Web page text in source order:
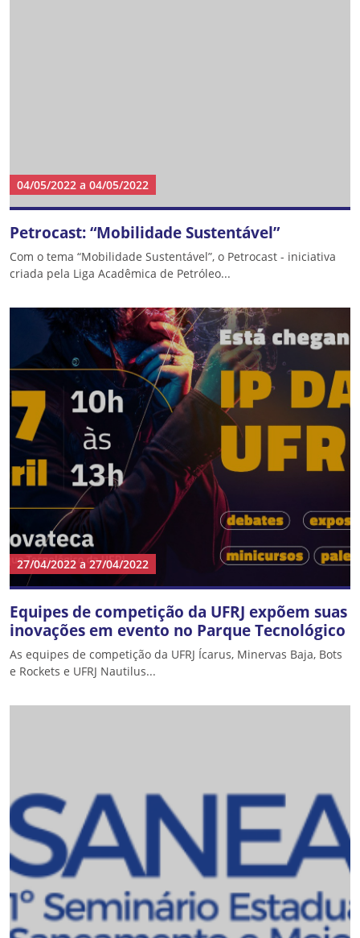
04/05/2022 a 04/05/2022
Petrocast: “Mobilidade Sustentável”
Com o tema “Mobilidade Sustentável”, o Petrocast - iniciativa
criada pela Liga Acadêmica de Petróleo...
27/04/2022 a 27/04/2022
Equipes de competição da UFRJ expõem suas
inovações em evento no Parque Tecnológico
As equipes de competição da UFRJ Ícarus, Minervas Baja, Bots
e Rockets e UFRJ Nautilus...